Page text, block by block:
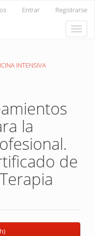
Entrar Registrarse
Toggle
INTENSIVA
la
de